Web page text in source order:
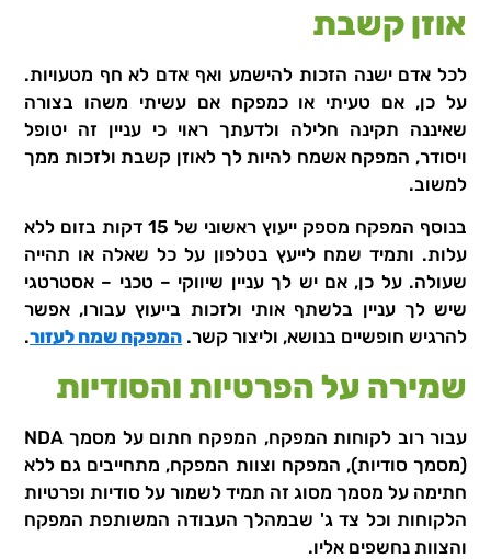
אוזן קשבת
לכל אדם ישנה הזכות להישמע ואף אדם לא חף מטעויות.
על כן, אם טעיתי או כמפקח אם עשיתי משהו בצורה
שאיננה תקינה חלילה ולדעתך ראוי כי עניין זה יטופל
ויסודר, המפקח אשמח להיות לך לאוזן קשבת ולזכות ממך
למשוב.
בנוסף המפקח מספק ייעוץ ראשוני של 15 דקות בזום ללא
עלות. ותמיד שמח לייעץ בטלפון על כל שאלה או תהייה
שעולה. על כן, אם יש לך עניין שיווקי – טכני – אסטרטגי
שיש לך עניין בלשתף אותי ולזכות בייעוץ עבורו, אפשר
להרגיש חופשיים בנושא, וליצור קשר. המפקח שמח לעזור.
שמירה על הפרטיות והסודיות
עבור רוב לקוחות המפקח, המפקח חתום על מסמך NDA
(מסמך סודיות), המפקח וצוות המפקח, מתחייבים גם ללא
חתימה על מסמך מסוג זה תמיד לשמור על סודיות ופרטיות
הלקוחות וכל צד ג' שבמהלך העבודה המשותפת המפקח
והצוות נחשפים אליו.